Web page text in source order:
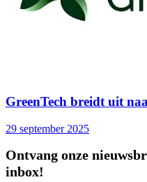
GreenTech breidt uit
29 september 2025
Ontvang onze
inbox!